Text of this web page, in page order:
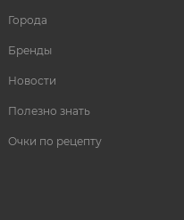
Города
Бренды
Новости
Полезно знать
Очки по рецепту